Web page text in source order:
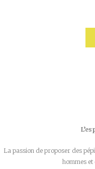
La passion de proposer des
hommes et